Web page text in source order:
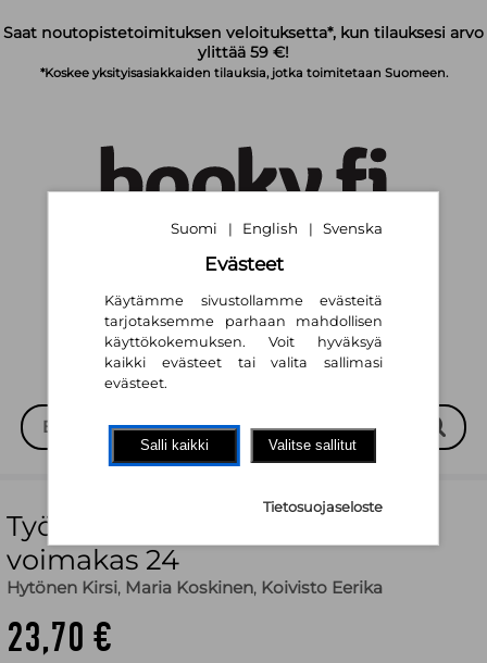
Saat noutopistetoimituksen veloituksetta*, kun tilauksesi arvo
ylittää 59 €!
*Koskee yksityisasiakkaiden tilauksia, jotka toimitetaan Suomeen.
English |
Työtä tekee mies, nainen Väki
voimakas 24
Hytönen Kirsi, Maria Koskinen, Koivisto Eerika
23,70 €
Suomi | English | Svenska
Evästeet
Käytämme sivustollamme evästeitä
tarjotaksemme parhaan mahdollisen
käyttökokemuksen. Voit hyväksyä
kaikki evästeet tai valita sallimasi
evästeet.
Salli kaikki Valitse sallitut
Tietosuojaseloste